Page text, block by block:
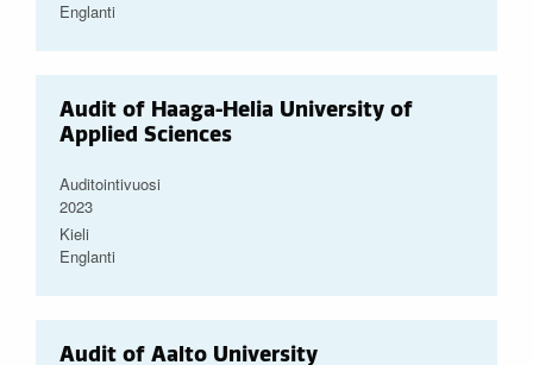
Englanti
Audit of Haaga-Helia University of
Applied Sciences
Auditointivuosi
2023
Kieli
Englanti
Audit of Aalto University